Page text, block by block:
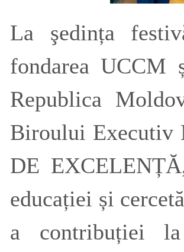
La şedința
fondarea UCCM
Republica
Biroului Executiv
DE
educației și
a contribuției la